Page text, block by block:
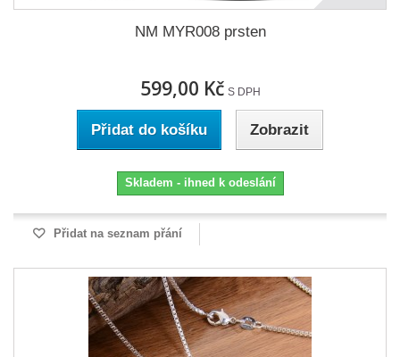
NM MYR008 prsten
599,00 Kč S DPH
Přidat do košíku Zobrazit
Skladem - ihned k odeslání
Přidat na seznam přání